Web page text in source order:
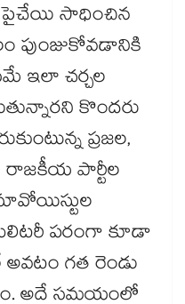
పైచేయి సాధించిన
పుంజుకోవడానికి
ఇలా చర్చల
కొందరు
ప్రజల,
రాజకీయ పార్టీల
పరంగా కూడా
గత రెండు
అదే సమయంలో